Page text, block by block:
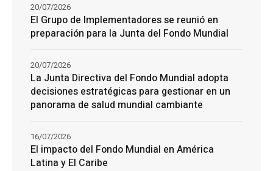
El Grupo de Implementadores se reunió en
preparación para la Junta del Fondo Mundial
20/07/2026
La Junta Directiva del Fondo Mundial adopta
decisiones estratégicas para gestionar en un
panorama de salud mundial cambiante
20/07/2026
El impacto del Fondo Mundial en América
Latina y El Caribe
16/07/2026